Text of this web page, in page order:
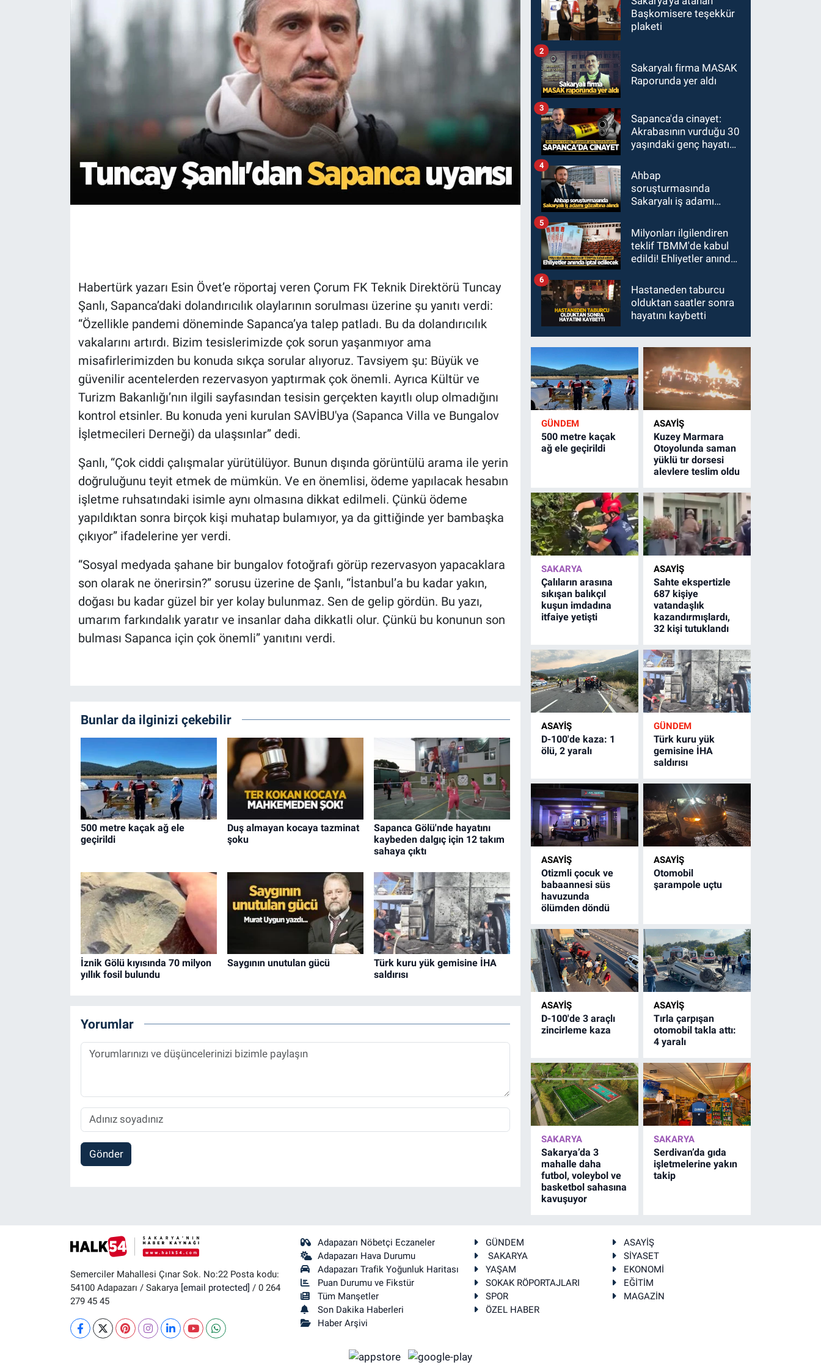
Habertürk yazarı Esin Övet’e röportaj veren Çorum FK Teknik Direktörü Tuncay
Şanlı, Sapanca’daki dolandırıcılık olaylarının sorulması üzerine şu yanıtı verdi:
“Özellikle pandemi döneminde Sapanca’ya talep patladı. Bu da dolandırıcılık
vakalarını artırdı. Bizim tesislerimizde çok sorun yaşanmıyor ama
misafirlerimizden bu konuda sıkça sorular alıyoruz. Tavsiyem şu: Büyük ve
güvenilir acentelerden rezervasyon yaptırmak çok önemli. Ayrıca Kültür ve
Turizm Bakanlığı’nın ilgili sayfasından tesisin gerçekten kayıtlı olup olmadığını
kontrol etsinler. Bu konuda yeni kurulan SAVİBU'ya (Sapanca Villa ve Bungalov
İşletmecileri Derneği) da ulaşsınlar” dedi.
Şanlı, “Çok ciddi çalışmalar yürütülüyor. Bunun dışında görüntülü arama ile yerin
doğruluğunu teyit etmek de mümkün. Ve en önemlisi, ödeme yapılacak hesabın
işletme ruhsatındaki isimle aynı olmasına dikkat edilmeli. Çünkü ödeme
yapıldıktan sonra birçok kişi muhatap bulamıyor, ya da gittiğinde yer bambaşka
çıkıyor” ifadelerine yer verdi.
“Sosyal medyada şahane bir bungalov fotoğrafı görüp rezervasyon yapacaklara
son olarak ne önerirsin?” sorusu üzerine de Şanlı, “İstanbul’a bu kadar yakın,
doğası bu kadar güzel bir yer kolay bulunmaz. Sen de gelip gördün. Bu yazı,
umarım farkındalık yaratır ve insanlar daha dikkatli olur. Çünkü bu konunun son
bulması Sapanca için çok önemli” yanıtını verdi.
Bunlar da ilginizi çekebilir
500 metre kaçak ağ ele
geçirildi
Duş almayan kocaya tazminat
şoku
Sapanca Gölü'nde hayatını
kaybeden dalgıç için 12 takım
sahaya çıktı
İznik Gölü kıyısında 70 milyon
yıllık fosil bulundu
Saygının unutulan gücü
Türk kuru yük gemisine İHA
saldırısı
Yorumlar
Gönder
Başkomisere teşekkür
plaketi
Sakaryalı firma MASAK
Raporunda yer aldı
2
Sapanca'da cinayet:
Akrabasının vurduğu 30
yaşındaki genç hayatını
3
Ahbap
soruşturmasında
Sakaryalı iş adamı
4
Milyonları ilgilendiren
teklif TBMM'de kabul
edildi! Ehliyetler anında
5
Hastaneden taburcu
olduktan saatler sonra
hayatını kaybetti
6
GÜNDEM
500 metre kaçak
ağ ele geçirildi
ASAYİŞ
Kuzey Marmara
Otoyolunda saman
yüklü tır dorsesi
alevlere teslim oldu
SAKARYA
Çalıların arasına
sıkışan balıkçıl
kuşun imdadına
itfaiye yetişti
ASAYİŞ
Sahte ekspertizle
687 kişiye
vatandaşlık
kazandırmışlardı,
32 kişi tutuklandı
ASAYİŞ
D-100'de kaza: 1
ölü, 2 yaralı
GÜNDEM
Türk kuru yük
gemisine İHA
saldırısı
ASAYİŞ
Otizmli çocuk ve
babaannesi süs
havuzunda
ölümden döndü
ASAYİŞ
Otomobil
şarampole uçtu
ASAYİŞ
D-100'de 3 araçlı
zincirleme kaza
ASAYİŞ
Tırla çarpışan
otomobil takla attı:
4 yaralı
SAKARYA
Sakarya’da 3
mahalle daha
futbol, voleybol ve
basketbol sahasına
kavuşuyor
SAKARYA
Serdivan’da gıda
işletmelerine yakın
takip
Semerciler Mahallesi Çınar Sok. No:22 Posta kodu:
54100 Adapazarı / Sakarya [email protected] / 0 264
279 45 45
Adapazarı Nöbetçi Eczaneler
Adapazarı Hava Durumu
Adapazarı Trafik Yoğunluk Haritası
Puan Durumu ve Fikstür
Tüm Manşetler
Son Dakika Haberleri
Haber Arşivi
GÜNDEM
ASAYİŞ
SAKARYA
SİYASET
YAŞAM
EKONOMİ
SOKAK RÖPORTAJLARI
EĞİTİM
SPOR
MAGAZİN
ÖZEL HABER
MAGAZİN
HALK54 PANORAMA